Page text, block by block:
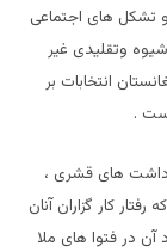
و تشکل های اجتماعی
وتقلیدی غیر
انتخابات بر
.
های قشری ،
کار گزاران آنان
در فتوا های ملا